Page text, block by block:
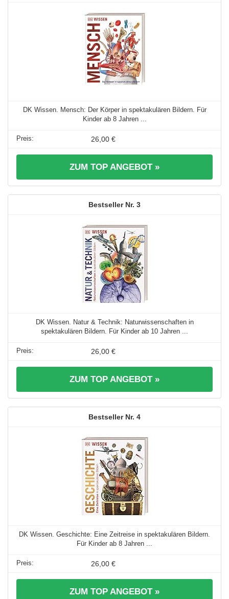
DK Wissen. Mensch: Der Körper in spektakulären Bildern. Für
Kinder ab 8 Jahren ...
26,00 €
ZUM TOP ANGEBOT »
3
DK Wissen. Natur & Technik: Naturwissenschaften in
spektakulären Bildern. Für Kinder ab 10 Jahren ...
26,00 €
ZUM TOP ANGEBOT »
4
DK Wissen. Geschichte: Eine Zeitreise in spektakulären Bildern.
Für Kinder ab 8 Jahren ...
26,00 €
ZUM TOP ANGEBOT »